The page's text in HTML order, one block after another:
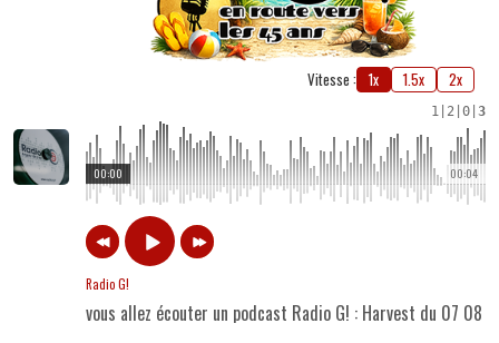
Vitesse : 1x 1.5x 2x
1 2 0 3
00:04
00:00
Radio G!
vous allez écouter un podcast Radio G! : Harvest du 07 08